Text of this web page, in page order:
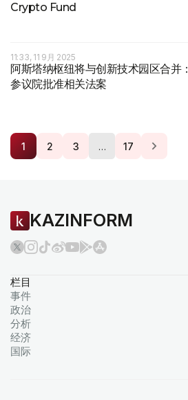
Crypto Fund
11:33, 11 9月 2025
阿斯塔纳枢纽将与创新技术园区合并：
参议院批准相关法案
1 2 3 … 17
KAZINFORM
栏目
事件
政治
分析
经济
国际